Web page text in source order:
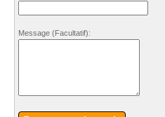
Message (Facultatif):